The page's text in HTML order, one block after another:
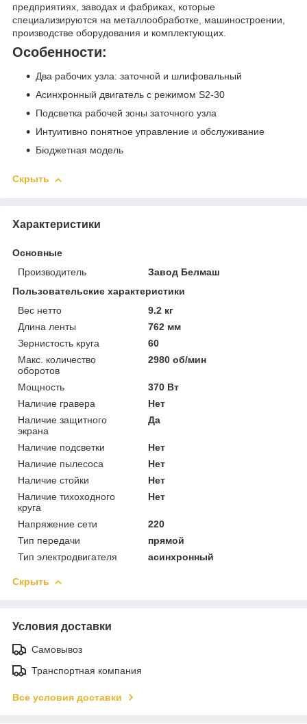
предприятиях, заводах и фабриках, которые
специализируются на металлообработке, машиностроении,
производстве оборудования и комплектующих.
Особенности:
Два рабочих узла: заточной и шлифовальный
Асинхронный двигатель с режимом S2-30
Подсветка рабочей зоны заточного узла
Интуитивно понятное управление и обслуживание
Бюджетная модель
Скрыть
Характеристики
Основные
Производитель
Завод Белмаш
Пользовательские характеристики
Вес нетто
9.2 кг
Длина ленты
762 мм
Зернистость круга
60
Макс. количество
оборотов
2980 об/мин
Мощность
370 Вт
Наличие гравера
Нет
Наличие защитного
экрана
Да
Наличие подсветки
Нет
Наличие пылесоса
Нет
Наличие стойки
Нет
Наличие тихоходного
круга
Нет
Напряжение сети
220
Тип передачи
прямой
Тип электродвигателя
асинхронный
Скрыть
Условия доставки
Самовывоз
Транспортная компания
Все условия доставки